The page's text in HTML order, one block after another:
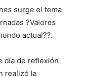
surge el tema
?Valores
actual??.
día de reflexión
realizó la